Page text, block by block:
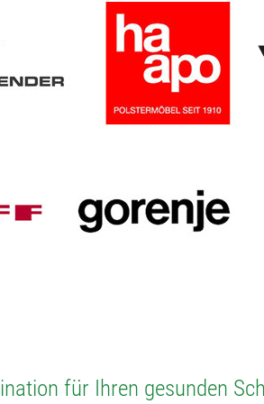
für Ihren gesunden